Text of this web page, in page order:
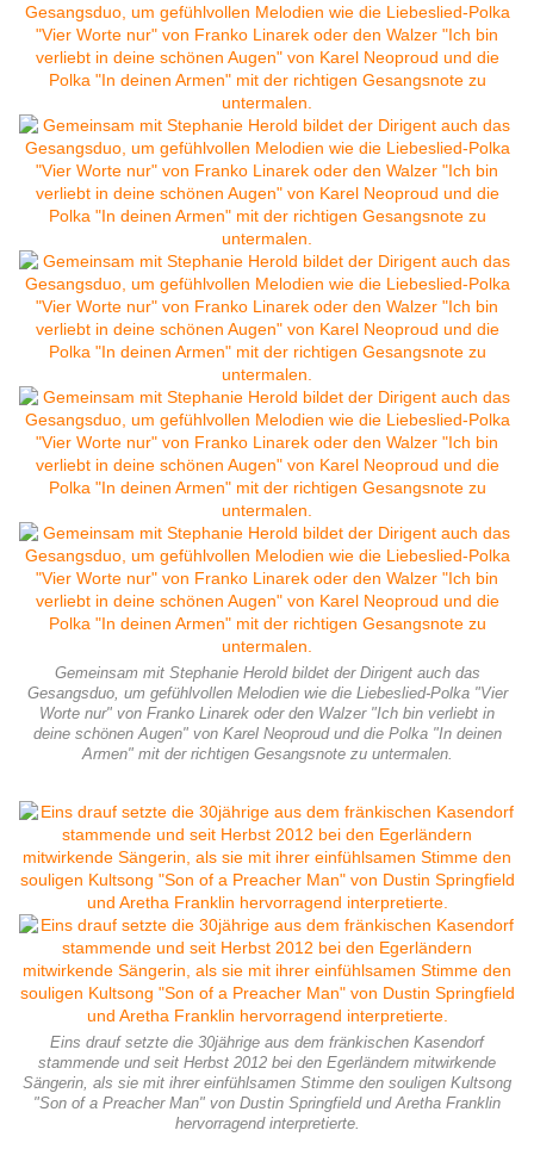
Gemeinsam mit Stephanie Herold bildet der Dirigent auch das
Gesangsduo, um gefühlvollen Melodien wie die Liebeslied-Polka "Vier
Worte nur" von Franko Linarek oder den Walzer "Ich bin verliebt in
deine schönen Augen" von Karel Neoproud und die Polka "In deinen
Armen" mit der richtigen Gesangsnote zu untermalen.
Eins drauf setzte die 30jährige aus dem fränkischen Kasendorf
stammende und seit Herbst 2012 bei den Egerländern mitwirkende
Sängerin, als sie mit ihrer einfühlsamen Stimme den souligen Kultsong
"Son of a Preacher Man" von Dustin Springfield und Aretha Franklin
hervorragend interpretierte.